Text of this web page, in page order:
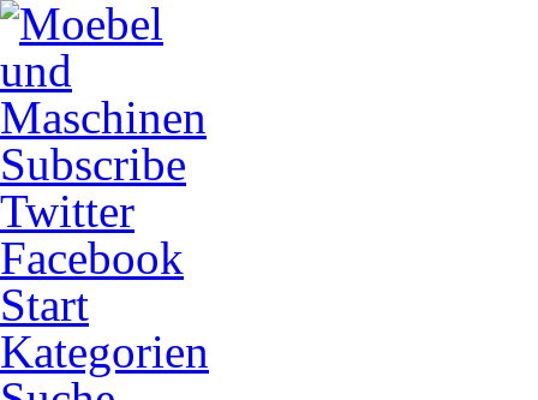
Subscribe
Twitter
Facebook
Start
Kategorien